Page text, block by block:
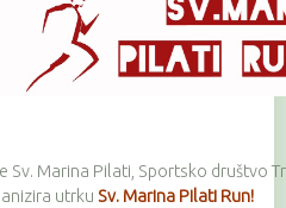
Sv. Marina Pilati, Sportsko društvo
utrku Sv. Marina Pilati Run!